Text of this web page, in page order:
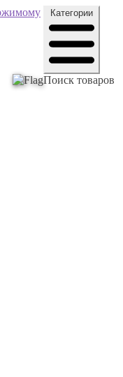
Категории
Поиск товаров